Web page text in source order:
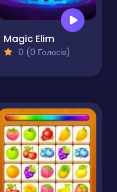
Magic Elim
0 (0 Голосів)